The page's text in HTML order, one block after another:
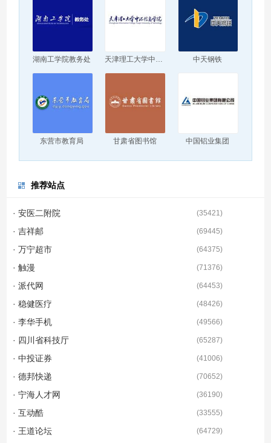
湖南工学院教务处 天津理工大学中环信息学院 中天钢铁
东营市教育局 甘肃省图书馆 中国铝业集团
推荐站点
· 安医二附院 (35421)
· 吉祥邮 (69445)
· 万宁超市 (64375)
· 触漫 (71376)
· 派代网 (64453)
· 稳健医疗 (48426)
· 李华手机 (49566)
· 四川省科技厅 (65287)
· 中投证券 (41006)
· 德邦快递 (70652)
· 宁海人才网 (36190)
· 互动酷 (33555)
· 王道论坛 (64729)